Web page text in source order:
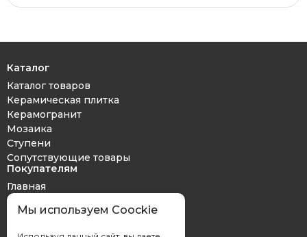
Каталог
Каталог товаров
Керамическая плитка
Керамогранит
Мозаика
Ступени
Сопутствующие товары
Покупателям
Главная
Дизайн проект
Оплата и доставка
Мы используем Coockie